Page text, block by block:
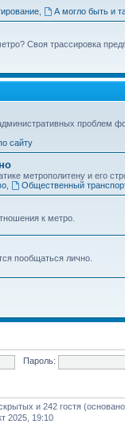
, А могло быть и
Своя трассировка
проблем
сайту
метрополитену и его
, Общественный
к метро.
пообщаться лично.
Пароль:
и 242 гостя
2025, 19:10